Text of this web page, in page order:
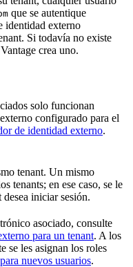
que se autentique
identidad externo
Si todavía no existe
crea uno.
solo funcionan
configurado para el
de identidad externo.
tenant. Un mismo
tenants; en ese caso, se le
iniciar sesión.
asociado, consulte
para un tenant. A los
se les asignan los roles
nuevos usuarios.